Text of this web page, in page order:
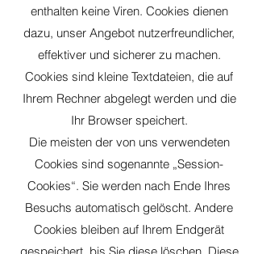
enthalten keine Viren. Cookies dienen
dazu, unser Angebot nutzerfreundlicher,
effektiver und sicherer zu machen.
Cookies sind kleine Textdateien, die auf
Ihrem Rechner abgelegt werden und die
Ihr Browser speichert.
Die meisten der von uns verwendeten
Cookies sind sogenannte „Session-
Cookies“. Sie werden nach Ende Ihres
Besuchs automatisch gelöscht. Andere
Cookies bleiben auf Ihrem Endgerät